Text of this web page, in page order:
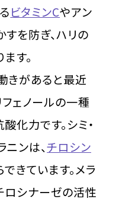
ビタミンCやアン
すを防ぎ、ハリの
す。
きがあると最近
ェノールの一種
化力です。シミ・
ニンは、チロシン
きています。メラ
ロシナーゼの活性